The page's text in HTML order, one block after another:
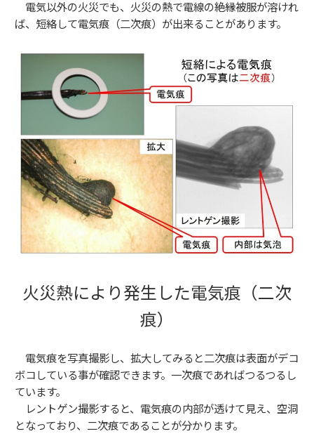
電気以外の火災でも、火災の熱で電線の絶縁被服が溶けれ
ば、 短絡して電気痕（二次痕）が出来ることがあります。
火災熱により発生した電気痕（二次
痕）
電気痕を写真撮影し、拡大してみると二次痕は表面がデコ
ボコしている事が確認できます。一次痕であればつるつるし
ています。
レントゲン撮影すると、電気痕の内部が透けて見え、 空洞
となっており、 二次痕であることが分かります。